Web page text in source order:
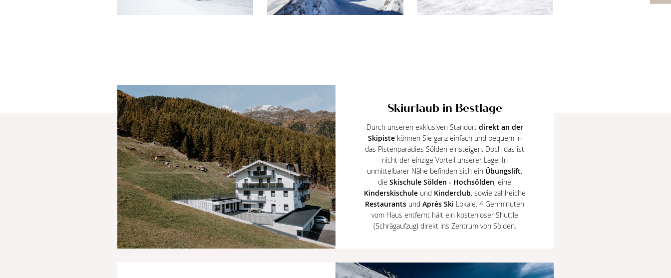
Skiurlaub in Bestlage
Durch unseren exklusiven Standort direkt an der
Skipistekönnen Sie ganz einfach und bequem in
das Pistenparadies Sölden einsteigen. Doch das ist
nicht der einzige Vorteil unserer Lage: In
unmittelbarer Nähe befinden sich ein Übungslift,
dieSkischule Sölden - Hochsölden, eine
Kinderskischule und Kinderclub, sowie zahlreiche
Restaurants undAprés Ski Lokale. 4 Gehminuten
vom Haus entfernt hält ein kostenloser Shuttle
(Schrägaufzug) direkt ins Zentrum von Sölden.